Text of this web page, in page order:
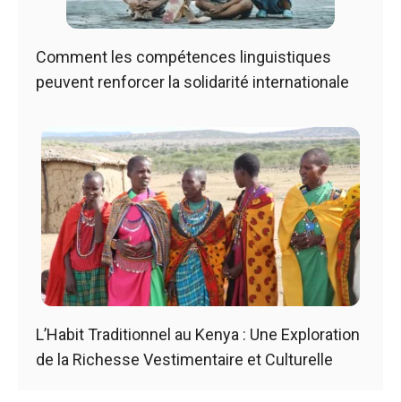
Comment les compétences linguistiques
peuvent renforcer la solidarité internationale
L’Habit Traditionnel au Kenya : Une Exploration
de la Richesse Vestimentaire et Culturelle